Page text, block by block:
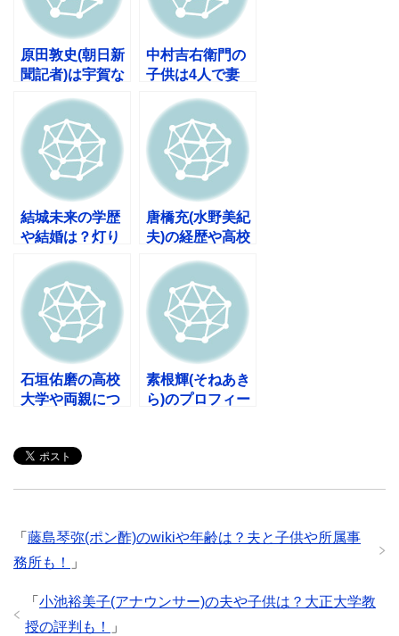
原田敦史(朝日新
聞記者)は宇賀な
やモデル時代
も！
中村吉右衛門の
子供は4人で妻
ーさんも気にな
る！
結城未来の学歴
や結婚は？灯り
マンションがス
ゴイ！
唐橋充(水野美紀
夫)の経歴や高校
やイラスト作品
も！
石垣佑磨の高校
大学や両親につ
素根輝(そねあき
ら)のプロフィー
「 藤島琴弥(ポン酢)のwikiや年齢は？夫と子供や所属事
務所も！
」
「 小池裕美子(アナウンサー)の夫や子供は？大正大学教
授の評判も！
」